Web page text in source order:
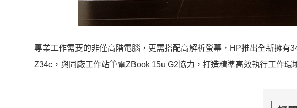
專業工作需要的非僅高階電腦，更需搭配高解析螢幕，HP推出全新擁有
Z34c，與同廠工作站筆電ZBook 15u G2協力，打造精準高效執行工作環